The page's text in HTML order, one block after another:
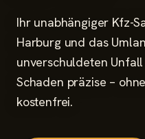
Ihr unabhängiger Kfz-
Harburg und das
unverschuldeten
Schaden präzise –
kostenfrei.